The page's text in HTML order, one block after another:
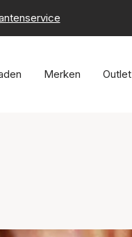
Merken Outlet